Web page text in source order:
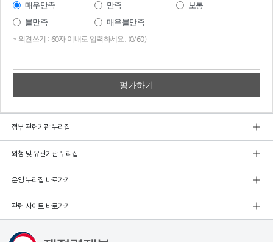
매우만족 만족
보통
불만족
매우불만족
* 의견쓰기 : 60자 이내로 입력하세요. (0/60)
정부 관련기관 누리집
외청 및 유관기관 누리집
운영 누리집 바로가기
관련 사이트 바로가기